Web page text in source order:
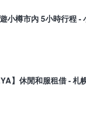
小樽市內 5小時行程 -
】休閒和服租借 - 札